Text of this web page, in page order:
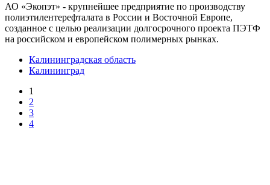
АО «Экопэт» - крупнейшее предприятие по производству
полиэтилентерефталата в России и Восточной Европе,
созданное с целью реализации долгосрочного проекта ПЭТФ
на российском и европейском полимерных рынках.
Калининградская область
Калининград
1
2
3
4